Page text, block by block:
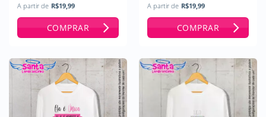
A partir de R$19,99
COMPRAR
A partir de R$19,99
COMPRAR